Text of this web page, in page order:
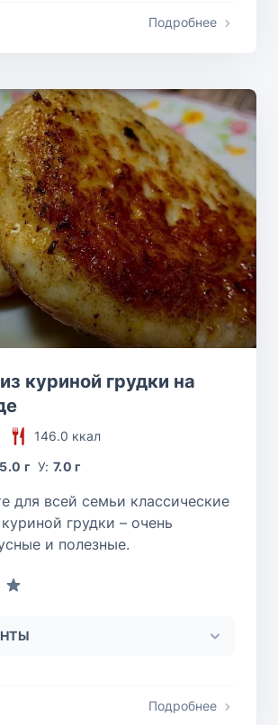
Подробнее
куриной грудки на
146.0 ккал
5.0 г У:7.0 г
для всей семьи классические
грудки – очень
и полезные.
Подробнее